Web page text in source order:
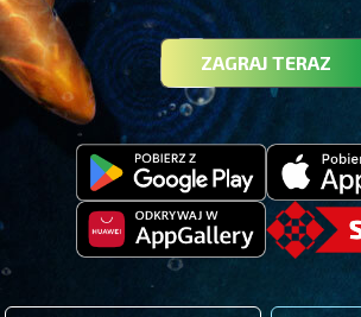
ZAGRAJ TERAZ